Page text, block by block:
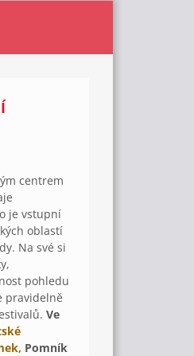
centrem
je vstupní
oblastí
Na své si
pohledu
pravidelně
Ve
Pomník